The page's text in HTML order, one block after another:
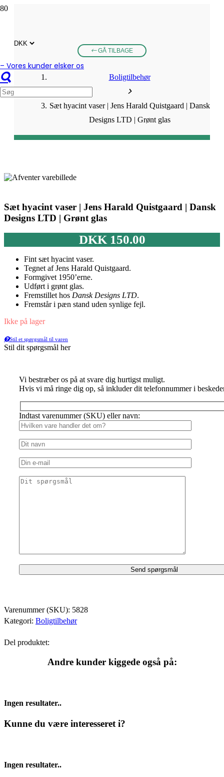
– Vores kunder elsker os
GÅ TILBAGE
Boligtilbehør
Sæt hyacint vaser | Jens Harald Quistgaard | Dansk
Designs LTD | Grønt glas
Sæt hyacint vaser | Jens Harald Quistgaard | Dansk
Designs LTD | Grønt glas
DKK150.00
Fint sæt hyacint vaser.
Tegnet af Jens Harald Quistgaard.
Formgivet 1950’erne.
Udført i grønt glas.
Fremstillet hos Dansk Designs LTD.
Fremstår i pæn stand uden synlige fejl.
Ikke på lager
Stil et spørgsmål til varen
Stil dit spørgsmål her
Vi bestræber os på at svare dig hurtigst muligt.
Hvis vi må ringe dig op, så inkluder dit telefonnummer i
Indtast varenummer (SKU) eller navn:
Varenummer (SKU): 5828
Kategori: Boligtilbehør
Del produktet:
Andre kunder kiggede også på:
Ingen resultater..
Kunne du være interesseret i?
Ingen resultater..